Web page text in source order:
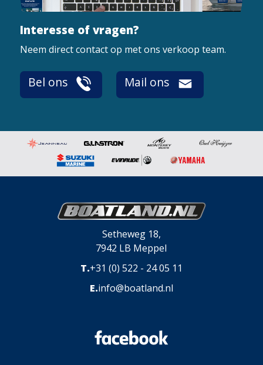
Interesse of vragen?
Neem direct contact op met ons verkoop team.
Bel ons Mail ons
Setheweg 18,
7942 LB Meppel
T.+31 (0) 522 - 24 05 11
E.info@boatland.nl